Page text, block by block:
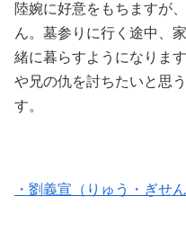
陸婉に好意をもちますが
ん。墓参りに行く途中、
緒に暮らすようになりま
や兄の仇を討ちたいと思
す。
・劉義宣（りゅう・ぎせ